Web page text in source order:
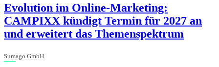
Evolution im Online-Marketing:
CAMPIXX kündigt Termin für 2027 an
und erweitert das Themenspektrum
Sumago GmbH